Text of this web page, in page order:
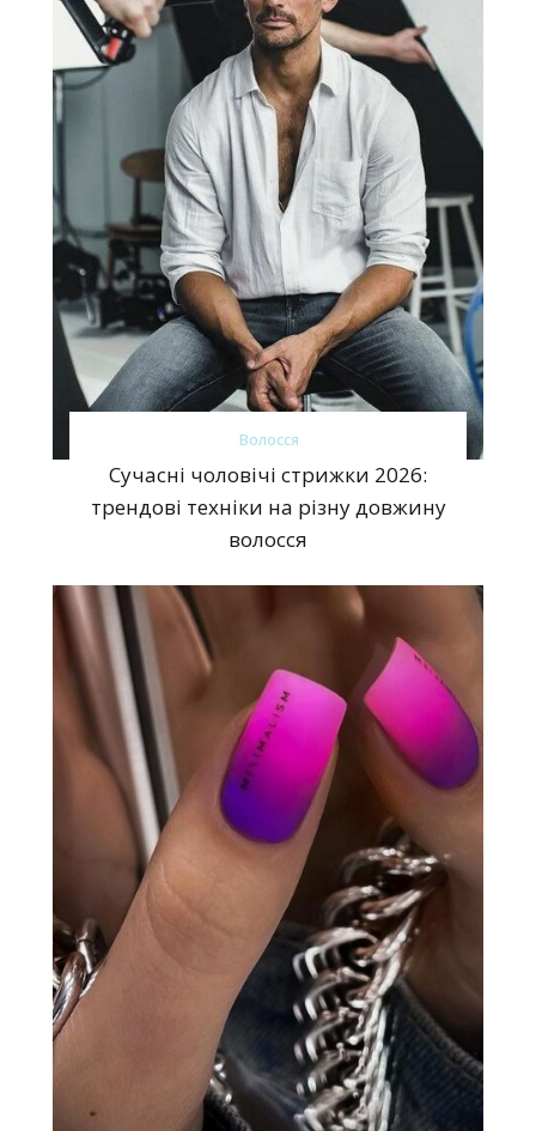
Волосся
Сучасні чоловічі стрижки 2026:
трендові техніки на різну довжину
волосся